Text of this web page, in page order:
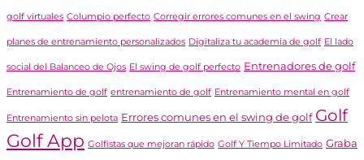
golf virtuales Columpio perfecto Corregir errores comunes en el swing Crear
planes de entrenamiento personalizados Digitaliza tu academia de golf El lado
social del Balanceo de Ojos El swing de golf perfecto Entrenadores de golf
Entrenamiento de golf entrenamiento de golf Entrenamiento mental en golf
Entrenamiento sin pelota Errores comunes en el swing de golf Golf
Golf App Golfistas que mejoran rápido Golf Y Tiempo Limitado Graba